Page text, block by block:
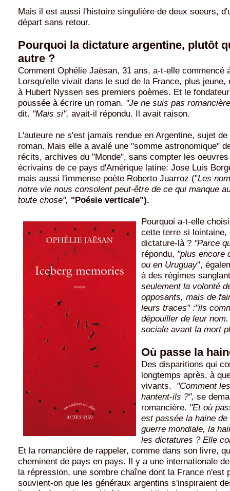
Mais il est aussi l'histoire singulière de deux soeurs,
départ sans retour.
Pourquoi la dictature argentine, plutôt
autre ?
Comment Ophélie Jaësan, 31 ans, a-t-elle commencé
Lorsqu'elle vivait dans le sud de la France, plus jeune,
à Hubert Nyssen ses premiers poèmes. Et le
poussée à écrire un roman. "Je ne suis pas
dit. "Mais si", avait-il répondu. Il avait raison.
L'auteure ne s'est jamais rendue en Argentine, sujet
roman. Mais elle a avalé une "somme astronomique"
récits, archives du "Monde", sans compter les
écrivains de ce pays d'Amérique latine: Jose Luis
mais aussi l'immense poète Roberto Juarroz ("Les
notre vie nous consolent peut-être de ce qui manque
toute chose", "Poésie verticale").
Pourquoi a-t-elle
cette terre si lointaine,
dictature-là ? "Parce
répondu, "plus encore
ou en Uruguay",
à des régimes
seulement la volonté
opposants, mais de
leurs traces" :"ils
dépouiller de leur
sociale avant la mort
Où passe la
Des disparitions qui
longtemps après, à
vivants. "Comment
hantent-ils ?", se
romancière. "Et où
est passée la haine
guerre mondiale, la
les dictatures ? Elle
Et la romancière de rappeler, comme dans son livre,
cheminent de pays en pays. Il y a une internationale
la répression, une sombre chaîne dont la France n'est
souvient-on que les généraux argentins s'inspiraient